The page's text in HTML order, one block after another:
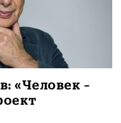
«Человек –